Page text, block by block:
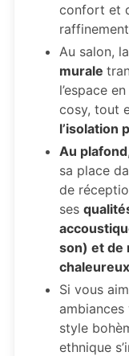
confort et
Au salon, la
murale
l’espace
cosy, tout
l’isolation
Au plafond
sa place
de
ses
son) et de
chaleureux
Si vous
style
ethnique